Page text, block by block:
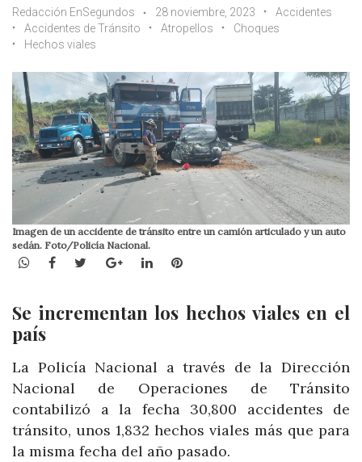
Redacción EnSegundos 28 noviembre, 2023
Accidentes
Accidentes de Tránsito
Atropellos
Choques
Hechos viales
Imagen de un accidente de tránsito entre un camión articulado y un auto
sedán. Foto/Policía Nacional.
WhatsApp
Facebook
TwitterGoogle+LinkedInPinterest
Se incrementan los hechos viales en el
país
La Policía Nacional a través de la Dirección
Nacional de Operaciones de Tránsito
contabilizó a la fecha 30,800 accidentes de
tránsito, unos 1,832 hechos viales más que para
la misma fecha del año pasado.